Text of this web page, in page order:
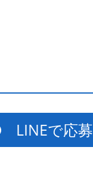
LINEで応募